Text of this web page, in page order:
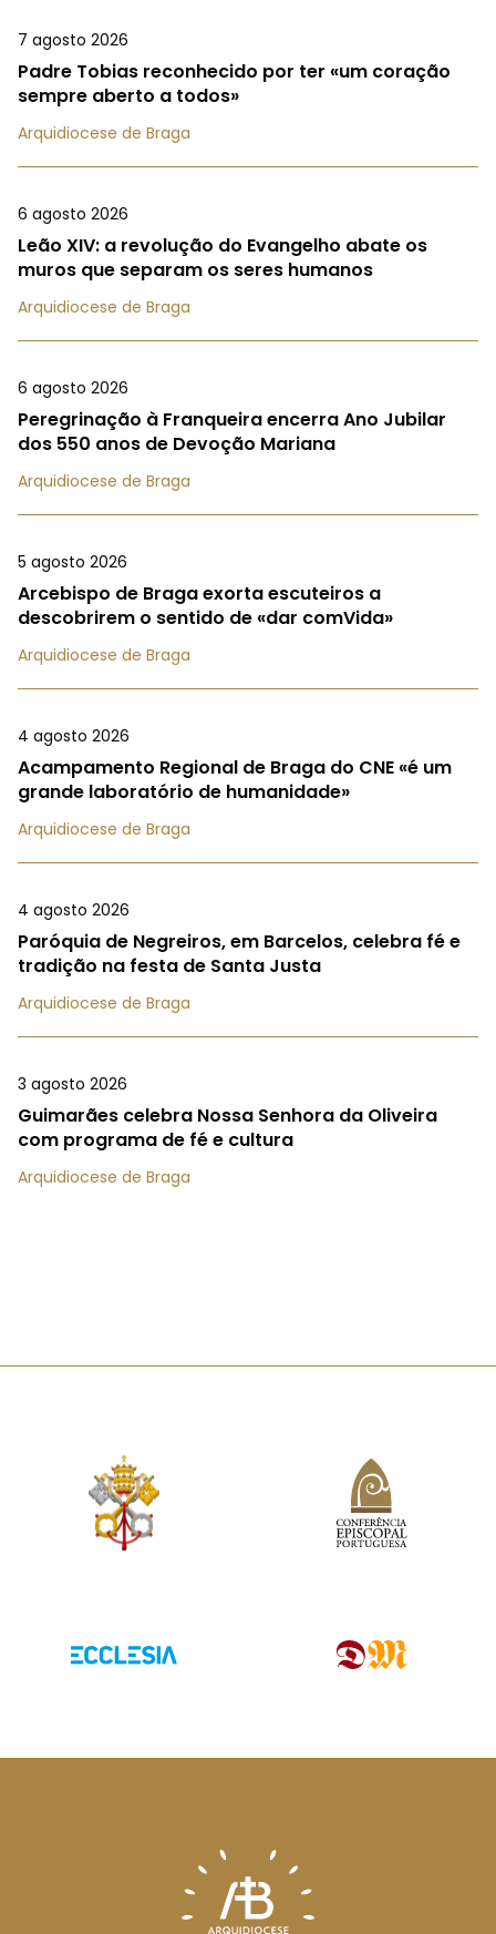
7 agosto 2026
Padre Tobias reconhecido por ter «um coração
sempre aberto a todos»
Arquidiocese de Braga
6 agosto 2026
Leão XIV: a revolução do Evangelho abate os
muros que separam os seres humanos
Arquidiocese de Braga
6 agosto 2026
Peregrinação à Franqueira encerra Ano Jubilar
dos 550 anos de Devoção Mariana
Arquidiocese de Braga
5 agosto 2026
Arcebispo de Braga exorta escuteiros a
descobrirem o sentido de «dar comVida»
Arquidiocese de Braga
4 agosto 2026
Acampamento Regional de Braga do CNE «é um
grande laboratório de humanidade»
Arquidiocese de Braga
4 agosto 2026
Paróquia de Negreiros, em Barcelos, celebra fé e
tradição na festa de Santa Justa
Arquidiocese de Braga
3 agosto 2026
Guimarães celebra Nossa Senhora da Oliveira
com programa de fé e cultura
Arquidiocese de Braga